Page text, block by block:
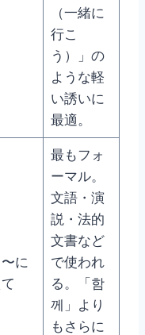
（一緒に
行こ
う）」の
ような軽
い誘いに
最適。
に
最もフォ
ーマル。
文語・演
説・法的
文書など
で使われ
る。「함
께」より
もさらに